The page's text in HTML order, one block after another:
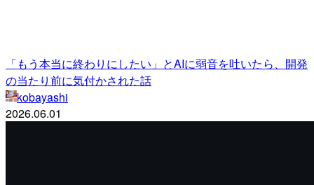
「もう本当に終わりにしたい」とAIに弱音を吐いたら、開発
の当たり前に気付かされた話
kobayashi
2026.06.01